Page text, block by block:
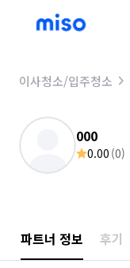
이사청소/입주청소
000
0.00 (0)
파트너 정보 후기